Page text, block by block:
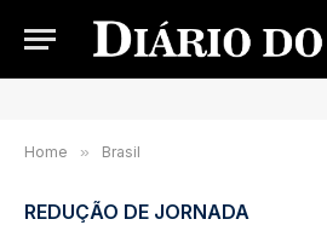
Home » Brasil
REDUÇÃO DE JORNADA